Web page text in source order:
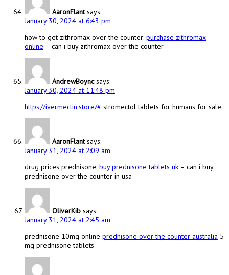
AaronFlant says:
January 30, 2024 at 6:43 pm
how to get zithromax over the counter: purchase zithromax
online – can i buy zithromax over the counter
AndrewBoync says:
January 30, 2024 at 11:48 pm
https://ivermectin.store/# stromectol tablets for humans for sale
AaronFlant says:
January 31, 2024 at 2:09 am
drug prices prednisone: buy prednisone tablets uk – can i buy
prednisone over the counter in usa
OliverKib says:
January 31, 2024 at 2:45 am
prednisone 10mg online prednisone over the counter australia 5
mg prednisone tablets